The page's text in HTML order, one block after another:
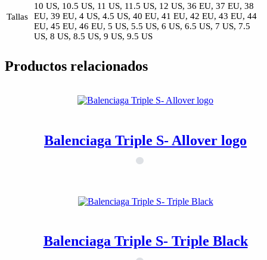
Tallas
10 US, 10.5 US, 11 US, 11.5 US, 12 US, 36 EU, 37 EU, 38
EU, 39 EU, 4 US, 4.5 US, 40 EU, 41 EU, 42 EU, 43 EU, 44
EU, 45 EU, 46 EU, 5 US, 5.5 US, 6 US, 6.5 US, 7 US, 7.5
US, 8 US, 8.5 US, 9 US, 9.5 US
Productos relacionados
Balenciaga Triple S- Allover logo
Balenciaga Triple S- Triple Black